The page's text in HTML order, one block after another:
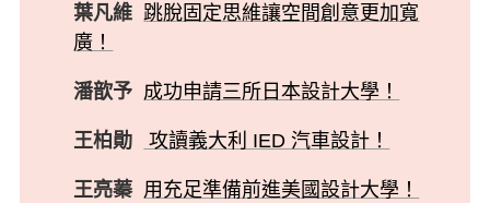
葉凡維 跳脫固定思維讓空間創意更加寬
廣！
潘歆予 成功申請三所日本設計大學！
王柏勛 攻讀義大利 IED 汽車設計！
王亮蓁 用充足準備前進美國設計大學！